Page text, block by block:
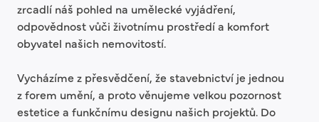
zrcadlí náš pohled na umělecké vyjádření,
odpovědnost vůči životnímu prostředí a komfort
obyvatel našich nemovitostí.
Vycházíme z přesvědčení, že stavebnictví je jednou
z forem umění, a proto věnujeme velkou pozornost
estetice a funkčnímu designu našich projektů. Do